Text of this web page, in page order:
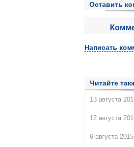
Оставить
Написать
Читайте
13 августа
12 августа
6 августа